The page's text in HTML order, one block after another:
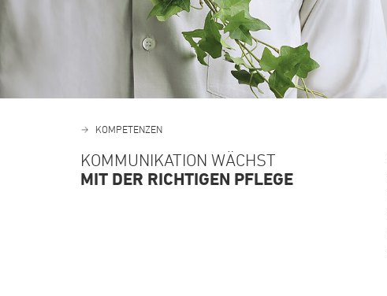
KOMPETENZEN
KOMMUNIKATION WÄCHST
MIT DER RICHTIGEN PFLEGE